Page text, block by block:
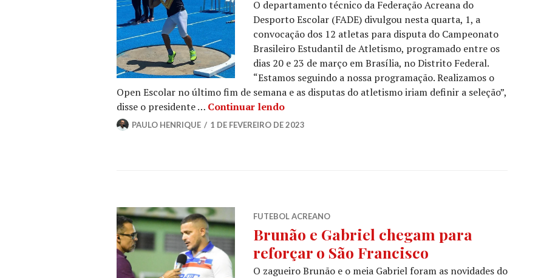
O departamento técnico da Federação Acreana do
Desporto Escolar (FADE) divulgou nesta quarta, 1, a
convocação dos 12 atletas para disputa do Campeonato
Brasileiro Estudantil de Atletismo, programado entre os
dias 20 e 23 de março em Brasília, no Distrito Federal.
“Estamos seguindo a nossa programação. Realizamos o
Open Escolar no último fim de semana e as disputas do atletismo iriam definir a seleção”,
disse o presidente … Continuar lendo
PAULO HENRIQUE 1 DE FEVEREIRO DE 2023
FUTEBOL ACREANO
Brunão e Gabriel chegam para
reforçar o São Francisco
O zagueiro Brunão e o meia Gabriel foram as novidades do